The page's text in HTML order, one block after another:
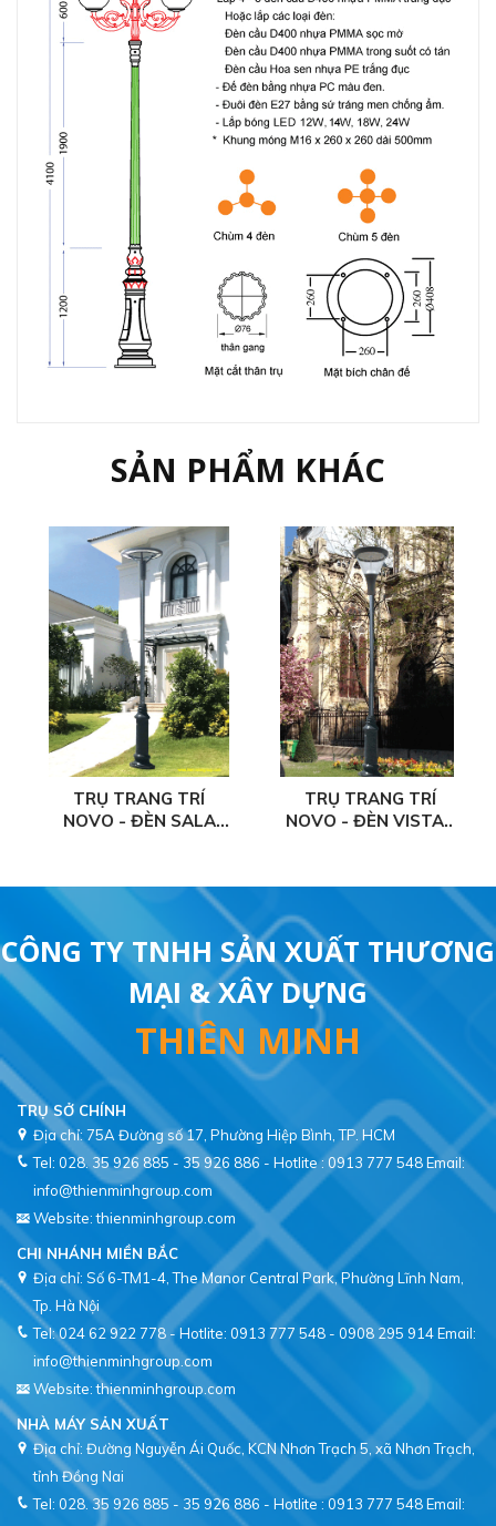
SẢN PHẨM KHÁC
TRỤ TRANG TRÍ
NOVO - ĐÈN SALA
TRỤ TRANG TRÍ
NOVO - ĐÈN VISTAR
CÔNG TY TNHH SẢN XUẤT THƯƠNG
MẠI & XÂY DỰNG
THIÊN MINH
TRỤ SỞ CHÍNH
Địa chỉ: 75A Đường số 17, Phường Hiệp Bình, TP. HCM
Tel: 028. 35 926 885 - 35 926 886 - Hotlite : 0913 777 548Email:
info@thienminhgroup.com
Website: thienminhgroup.com
CHI NHÁNH MIỀN BẮC
Địa chỉ: Số 6-TM1-4, The Manor Central Park, Phường Lĩnh Nam,
Tel: 024 62 922 778 - Hotlite: 0913 777 548 - 0908 295 914Email:
info@thienminhgroup.com
Website: thienminhgroup.com
NHÀ MÁY SẢN XUẤT
Địa chỉ: Đường Nguyễn Ái Quốc, KCN Nhơn Trạch 5, xã Nhơn Trạch,
tỉnh Đồng Nai
Tel: 028. 35 926 885 - 35 926 886 - Hotlite : 0913 777 548Email: